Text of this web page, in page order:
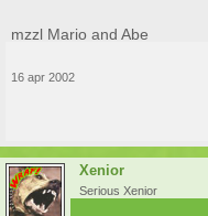
mzzl Mario and Abe
16 apr 2002
Xenior
Serious Xenior